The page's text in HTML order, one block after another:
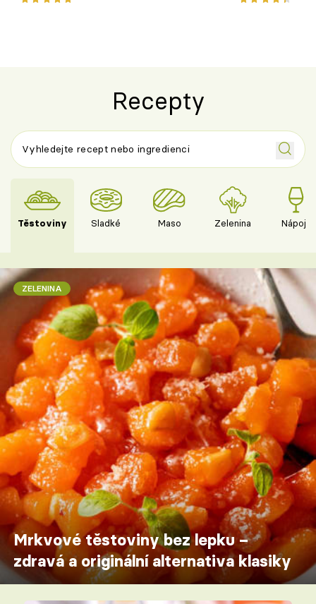
Recepty
Těstoviny Sladké Maso Zelenina Nápoje
ZELENINA
Mrkvové těstoviny bez lepku –
zdravá a originální alternativa klasiky